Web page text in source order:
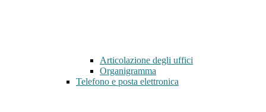
Articolazione degli uffici
Organigramma
Telefono e posta elettronica